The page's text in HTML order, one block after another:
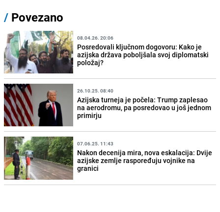
/ Povezano
08.04.26. 20:06
Posredovali ključnom dogovoru: Kako je
azijska država poboljšala svoj diplomatski
položaj?
26.10.25. 08:40
Azijska turneja je počela: Trump zaplesao
na aerodromu, pa posredovao u još jednom
primirju
07.06.25. 11:43
Nakon decenija mira, nova eskalacija: Dvije
azijske zemlje raspoređuju vojnike na
granici